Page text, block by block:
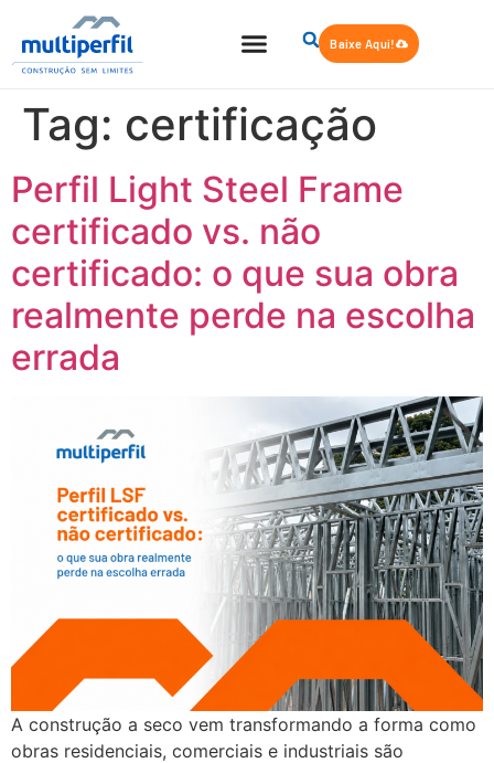
Baixe Aqui!
Tag: certificação
Perfil Light Steel Frame
certificado vs. não
certificado: o que sua obra
realmente perde na escolha
errada
A construção a seco vem transformando a forma como
obras residenciais, comerciais e industriais são